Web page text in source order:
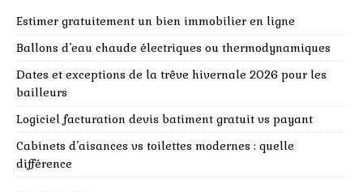
Estimer gratuitement un bien immobilier en ligne
Ballons d’eau chaude électriques ou thermodynamiques
Dates et exceptions de la trêve hivernale 2026 pour les
bailleurs
Logiciel facturation devis batiment gratuit vs payant
Cabinets d’aisances vs toilettes modernes : quelle
différence